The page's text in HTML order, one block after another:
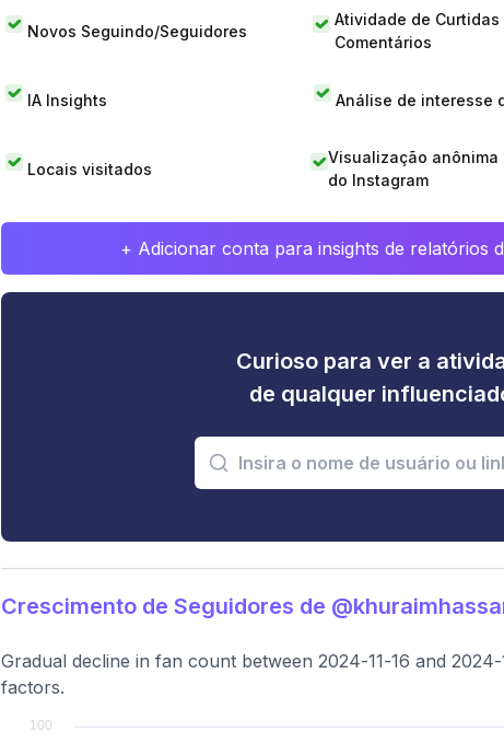
Novos Seguindo/Seguidores
Atividade de Curtidas
Comentários
IA Insights Análise de interesse
Locais visitados
Visualização anônima
do Instagram
+ Adicionar conta para insights de relatórios
Curioso para ver a
de qualquer
Crescimento de Seguidores de
Gradual decline in fan count between 2024-11-16 and
factors.